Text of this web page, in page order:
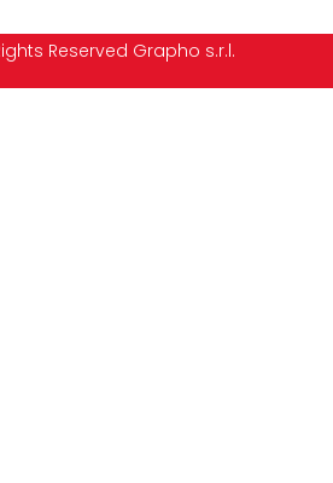
Reserved Grapho s.r.l.